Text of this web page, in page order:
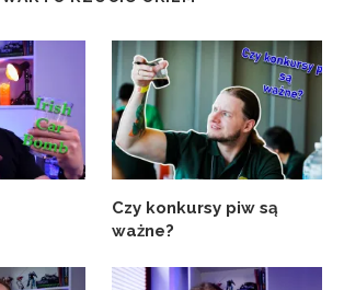
Czy konkursy piw są
ważne?